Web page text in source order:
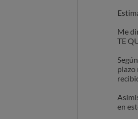
Me
TE
plazo
en